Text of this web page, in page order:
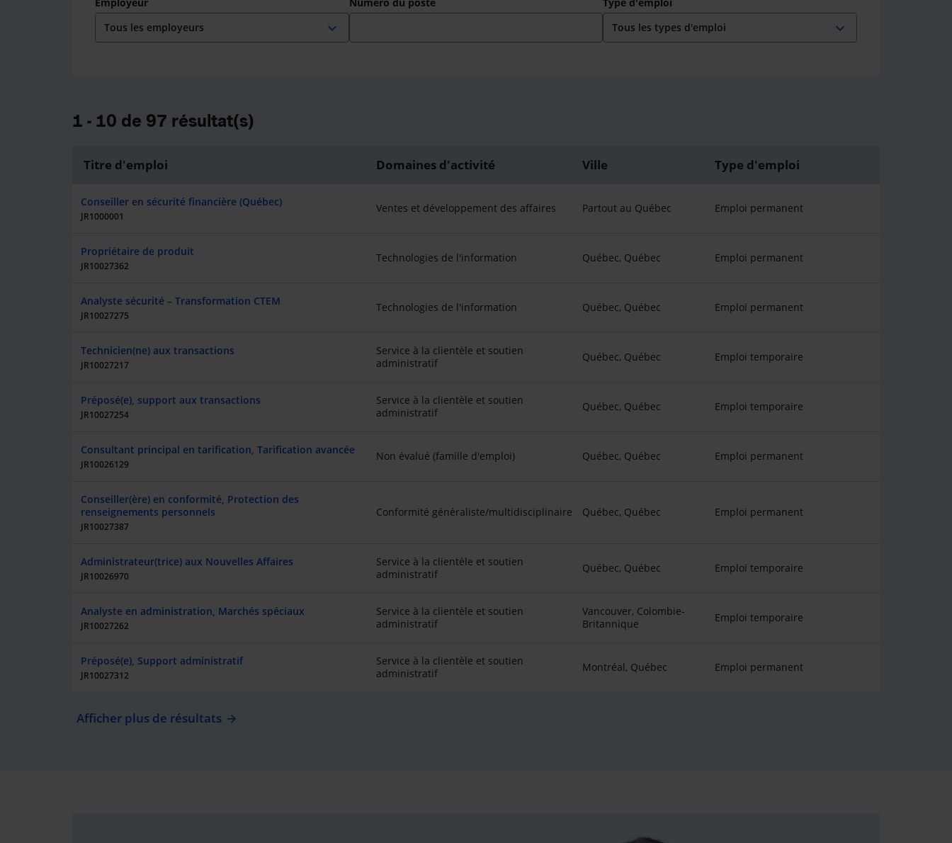
expand_more expand_more
1 - 10 de 97 résultat(s)
Titre d'emploi Domaines d'activité Ville Type d'emploi
Conseiller en sécurité financière (Québec)
JR1000001
Ventes et développement des affaires Partout au Québec Emploi permanent
Propriétaire de produit
JR10027362
Technologies de l'information Québec, Québec Emploi permanent
Analyste sécurité – Transformation CTEM
JR10027275
Technologies de l'information Québec, Québec Emploi permanent
Technicien(ne) aux transactions
JR10027217
Service à la clientèle et soutien
administratif
Québec, Québec Emploi temporaire
Préposé(e), support aux transactions
JR10027254
Service à la clientèle et soutien
administratif
Québec, Québec Emploi temporaire
Consultant principal en tarification, Tarification avancée
JR10026129
Non évalué (famille d'emploi) Québec, Québec Emploi permanent
Conseiller(ère) en conformité, Protection des
renseignements personnels
JR10027387
Conformité généraliste/multidisciplinaire Québec, Québec Emploi permanent
Administrateur(trice) aux Nouvelles Affaires
JR10026970
Service à la clientèle et soutien
administratif
Québec, Québec Emploi temporaire
Analyste en administration, Marchés spéciaux
JR10027262
Service à la clientèle et soutien
administratif
Vancouver, Colombie-
Britannique
Emploi temporaire
Préposé(e), Support administratif
JR10027312
Service à la clientèle et soutien
administratif
Montréal, Québec Emploi permanent
Afficher plus de résultats